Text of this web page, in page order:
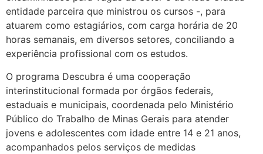
entidade parceira que ministrou os cursos -, para
atuarem como estagiários, com carga horária de 20
horas semanais, em diversos setores, conciliando a
experiência profissional com os estudos.
O programa Descubra é uma cooperação
interinstitucional formada por órgãos federais,
estaduais e municipais, coordenada pelo Ministério
Público do Trabalho de Minas Gerais para atender
jovens e adolescentes com idade entre 14 e 21 anos,
acompanhados pelos serviços de medidas